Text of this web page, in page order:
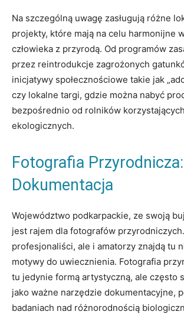
Na szczególną uwagę zasługują różne
projekty, które mają na celu harmonijne
człowieka z przyrodą. Od programów
przez reintrodukcje zagrożonych
inicjatywy społecznościowe takie jak
czy lokalne targi, gdzie można nabyć
bezpośrednio od rolników
ekologicznych.
Fotografia
Dokumentacja
Województwo podkarpackie, ze swoją
jest rajem dla fotografów
profesjonaliści, ale i amatorzy znajdą tu
motywy do uwiecznienia. Fotografia
tu jedynie formą artystyczną, ale często
jako ważne narzędzie dokumentacyjne,
badaniach nad różnorodnością